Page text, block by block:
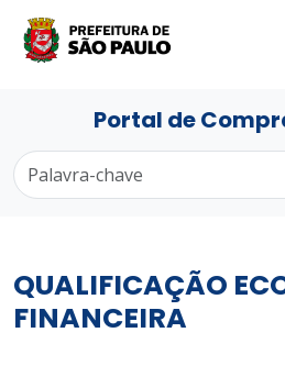
Portal de
QUALIFICAÇÃO
FINANCEIRA